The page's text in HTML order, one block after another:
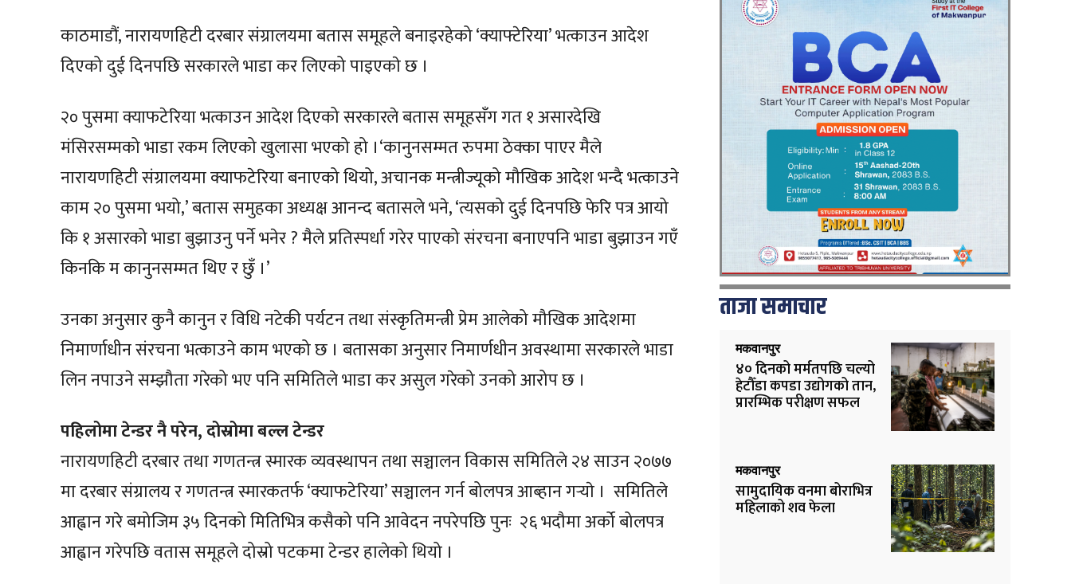
काठमाडौं, नारायणहिटी दरबार संग्रालयमा बतास समूहले बनाइरहेको ‘क्याफ्टेरिया’ भत्काउन आदेश
दिएको दुई दिनपछि सरकारले भाडा कर लिएको पाइएकाे छ ।
२० पुसमा क्याफटेरिया भत्काउन आदेश दिएको सरकारले बतास समूहसँग गत १ असारदेखि
मंसिरसम्मको भाडा रकम लिएको खुलासा भएको हो ।‘कानुनसम्मत रुपमा ठेक्का पाएर मैले
नारायणहिटी संग्रालयमा क्याफटेरिया बनाएको थियो, अचानक मन्त्रीज्यूको मौखिक आदेश भन्दै भत्काउने
काम २० पुसमा भयो,’ बतास समुहका अध्यक्ष आनन्द बतासले भने, ‘त्यसको दुई दिनपछि फेरि पत्र आयो
कि १ असारको भाडा बुझाउनु पर्ने भनेर ? मैले प्रतिस्पर्धा गरेर पाएको संरचना बनाएपनि भाडा बुझाउन गएँ
किनकि म कानुनसम्मत थिए र छुँ ।’
उनका अनुसार कुनै कानुन र विधि नटेकी पर्यटन तथा संस्कृतिमन्त्री प्रेम आलेको मौखिक आदेशमा
निमार्णाधीन संरचना भत्काउने काम भएको छ । बतासका अनुसार निमार्णधीन अवस्थामा सरकारले भाडा
लिन नपाउने सम्झौता गरेको भए पनि समितिले भाडा कर असुल गरेको उनको आरोप छ ।
पहिलोमा टेन्डर नै परेन, दोस्रोमा बल्ल टेन्डर
नारायणहिटी दरबार तथा गणतन्त्र स्मारक व्यवस्थापन तथा सञ्चालन विकास समितिले २४ साउन २०७७
मा दरबार संग्रालय र गणतन्त्र स्मारकतर्फ ‘क्याफटेरिया’ सञ्चालन गर्न बोलपत्र आब्हान गर्‍याे । समितिले
आह्वान गरे बमोजिम ३५ दिनको मितिभित्र कसैको पनि आवेदन नपरेपछि पुनः २६ भदौमा अर्को बोलपत्र
आह्वान गरेपछि वतास समूहले दोस्रो पटकमा टेन्डर हालेको थियो ।
ताजा समाचार
मकवानपुर
४० दिनको मर्मतपछि चल्यो
हेटौँडा कपडा उद्योगको तान,
प्रारम्भिक परीक्षण सफल
मकवानपुर
सामुदायिक वनमा बोराभित्र
महिलाको शव फेला